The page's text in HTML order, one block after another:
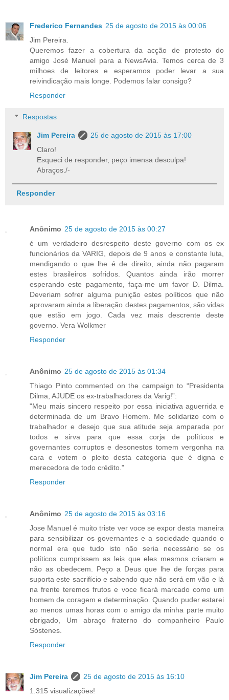
Frederico Fernandes 25 de agosto de 2015 às 00:06
Jim Pereira.
Queremos fazer a cobertura da acção de protesto do
amigo José Manuel para a NewsAvia. Temos cerca de 3
milhoes de leitores e esperamos poder levar a sua
reivindicação mais longe. Podemos falar consigo?
Responder
Respostas
Jim Pereira
25 de agosto de 2015 às 17:00
Claro!
Esqueci de responder, peço imensa desculpa!
Abraços./-
Responder
Anônimo 25 de agosto de 2015 às 00:27
é um verdadeiro desrespeito deste governo com os ex
funcionários da VARIG, depois de 9 anos e constante luta,
mendigando o que lhe é de direito, ainda não pagaram
estes brasileiros sofridos. Quantos ainda irão morrer
esperando este pagamento, faça-me um favor D. Dilma.
Deveriam sofrer alguma punição estes políticos que não
aprovaram ainda a liberação destes pagamentos, são vidas
que estão em jogo. Cada vez mais descrente deste
governo. Vera Wolkmer
Responder
Anônimo 25 de agosto de 2015 às 01:34
Thiago Pinto commented on the campaign to “Presidenta
Dilma, AJUDE os ex-trabalhadores da Varig!”:
"Meu mais sincero respeito por essa iniciativa aguerrida e
determinada de um Bravo Homem. Me solidarizo com o
trabalhador e desejo que sua atitude seja amparada por
todos e sirva para que essa corja de políticos e
governantes corruptos e desonestos tomem vergonha na
cara e votem o pleito desta categoria que é digna e
merecedora de todo crédito."
Responder
Anônimo 25 de agosto de 2015 às 03:16
Jose Manuel é muito triste ver voce se expor desta maneira
para sensibilizar os governantes e a sociedade quando o
normal era que tudo isto não seria necessário se os
políticos cumprissem as leis que eles mesmos criaram e
não as obedecem. Peço a Deus que lhe de forças para
suporta este sacrifício e sabendo que não será em vão e lá
na frente teremos frutos e voce ficará marcado como um
homem de coragem e determinação. Quando puder estarei
ao menos umas horas com o amigo da minha parte muito
obrigado, Um abraço fraterno do companheiro Paulo
Sóstenes.
Responder
Jim Pereira
25 de agosto de 2015 às 16:10
1.315 visualizações!